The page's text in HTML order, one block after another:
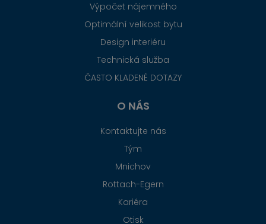
Výpočet nájemného
Optimální velikost bytu
Design interiéru
Technická služba
ČASTO KLADENÉ DOTAZY
O NÁS
Kontaktujte nás
Tým
Mnichov
Rottach-Egern
Kariéra
Otisk